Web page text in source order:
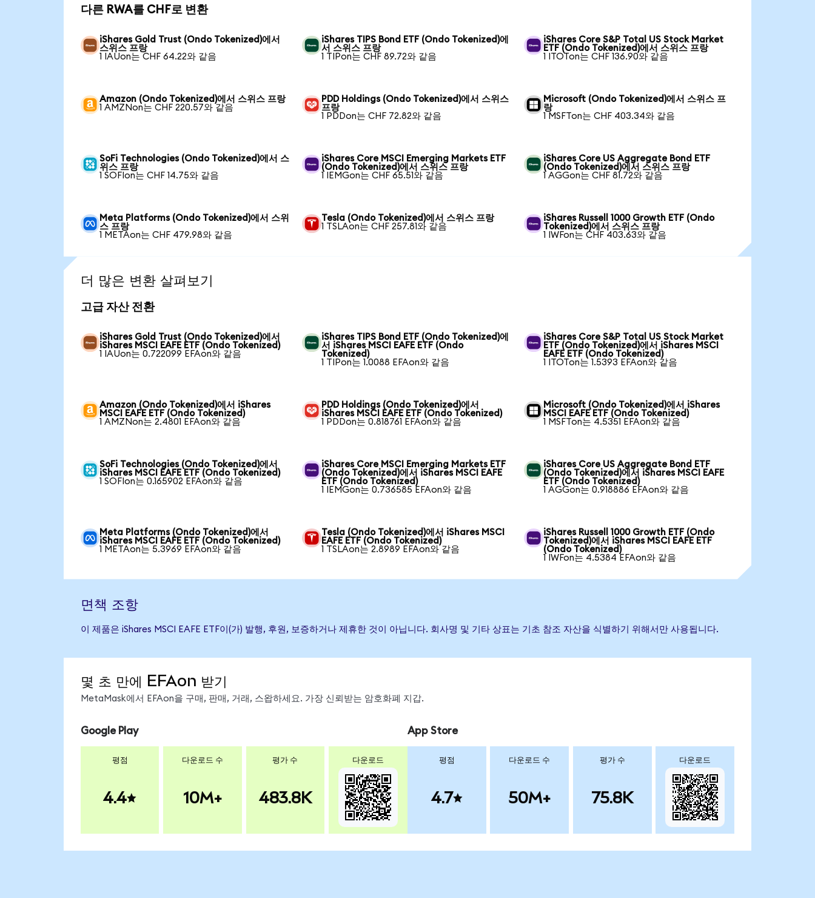
다른 RWA를 CHF로 변환
iShares Gold Trust (Ondo Tokenized)에서
스위스 프랑
1 IAUon는 CHF 64.22와 같음
iShares TIPS Bond ETF (Ondo Tokenized)에
서 스위스 프랑
1 TIPon는 CHF 89.72와 같음
iShares Core S&P Total US Stock Market
ETF (Ondo Tokenized)에서 스위스 프랑
1 ITOTon는 CHF 136.90와 같음
Amazon (Ondo Tokenized)에서 스위스 프랑
1 AMZNon는 CHF 220.57와 같음
PDD Holdings (Ondo Tokenized)에서 스위스
프랑
1 PDDon는 CHF 72.82와 같음
Microsoft (Ondo Tokenized)에서 스위스 프
랑
1 MSFTon는 CHF 403.34와 같음
SoFi Technologies (Ondo Tokenized)에서 스
위스 프랑
1 SOFIon는 CHF 14.75와 같음
iShares Core MSCI Emerging Markets ETF
(Ondo Tokenized)에서 스위스 프랑
1 IEMGon는 CHF 65.51와 같음
iShares Core US Aggregate Bond ETF
(Ondo Tokenized)에서 스위스 프랑
1 AGGon는 CHF 81.72와 같음
Meta Platforms (Ondo Tokenized)에서 스위
스 프랑
1 METAon는 CHF 479.98와 같음
Tesla (Ondo Tokenized)에서 스위스 프랑
1 TSLAon는 CHF 257.81와 같음
iShares Russell 1000 Growth ETF (Ondo
Tokenized)에서 스위스 프랑
1 IWFon는 CHF 403.63와 같음
더 많은 변환 살펴보기
고급 자산 전환
iShares Gold Trust (Ondo Tokenized)에서
iShares MSCI EAFE ETF (Ondo Tokenized)
1 IAUon는 0.722099 EFAon와 같음
iShares TIPS Bond ETF (Ondo Tokenized)에
서 iShares MSCI EAFE ETF (Ondo
Tokenized)
1 TIPon는 1.0088 EFAon와 같음
iShares Core S&P Total US Stock Market
ETF (Ondo Tokenized)에서 iShares MSCI
EAFE ETF (Ondo Tokenized)
1 ITOTon는 1.5393 EFAon와 같음
Amazon (Ondo Tokenized)에서 iShares
MSCI EAFE ETF (Ondo Tokenized)
1 AMZNon는 2.4801 EFAon와 같음
PDD Holdings (Ondo Tokenized)에서
iShares MSCI EAFE ETF (Ondo Tokenized)
1 PDDon는 0.818761 EFAon와 같음
Microsoft (Ondo Tokenized)에서 iShares
MSCI EAFE ETF (Ondo Tokenized)
1 MSFTon는 4.5351 EFAon와 같음
SoFi Technologies (Ondo Tokenized)에서
iShares MSCI EAFE ETF (Ondo Tokenized)
1 SOFIon는 0.165902 EFAon와 같음
iShares Core MSCI Emerging Markets ETF
(Ondo Tokenized)에서 iShares MSCI EAFE
ETF (Ondo Tokenized)
1 IEMGon는 0.736585 EFAon와 같음
iShares Core US Aggregate Bond ETF
(Ondo Tokenized)에서 iShares MSCI EAFE
ETF (Ondo Tokenized)
1 AGGon는 0.918886 EFAon와 같음
Meta Platforms (Ondo Tokenized)에서
iShares MSCI EAFE ETF (Ondo Tokenized)
1 METAon는 5.3969 EFAon와 같음
Tesla (Ondo Tokenized)에서 iShares MSCI
EAFE ETF (Ondo Tokenized)
1 TSLAon는 2.8989 EFAon와 같음
iShares Russell 1000 Growth ETF (Ondo
Tokenized)에서 iShares MSCI EAFE ETF
(Ondo Tokenized)
1 IWFon는 4.5384 EFAon와 같음
면책 조항
이 제품은 iShares MSCI EAFE ETF이(가) 발행, 후원, 보증하거나 제휴한 것이 아닙니다. 회사명 및 기타 상표는 기초 참조 자산을 식별하기 위해서만 사용됩니다.
몇 초 만에 EFAon 받기
MetaMask에서 EFAon을 구매, 판매, 거래, 스왑하세요. 가장 신뢰받는 암호화폐 지갑.
Google Play
평점
4.4
다운로드 수
10M+
평가 수
483.8K
다운로드
App Store
평점
4.7
다운로드 수
50M+
평가 수
75.8K
다운로드